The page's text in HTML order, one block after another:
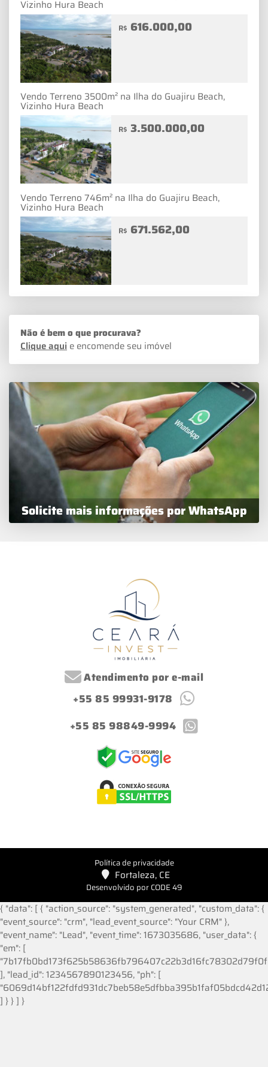
Vizinho Hura Beach
R$ 616.000,00
Vendo Terreno 3500m² na Ilha do Guajiru Beach,
Vizinho Hura Beach
R$ 3.500.000,00
Vendo Terreno 746m² na Ilha do Guajiru Beach,
Vizinho Hura Beach
R$ 671.562,00
Não é bem o que procurava?
Clique aqui e encomende seu imóvel
Solicite mais informações por WhatsApp
Atendimento por e-mail
+55 85 99931-9178
+55 85 98849-9994
Política de privacidade
Fortaleza, CE
Desenvolvido por CODE 49
{ "data": [ { "action_source": "system_generated", "custom_data": {
"event_source": "crm", "lead_event_source": "Your CRM" },
"event_name": "Lead", "event_time": 1673035686, "user_data": {
"em": [
], "lead_id": 1234567890123456, "ph": [
] } } ] }